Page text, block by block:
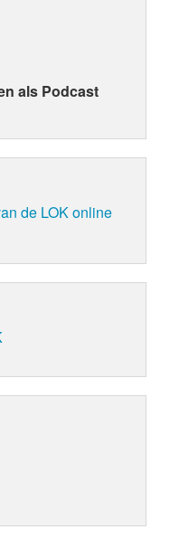
als Podcast
de LOK online